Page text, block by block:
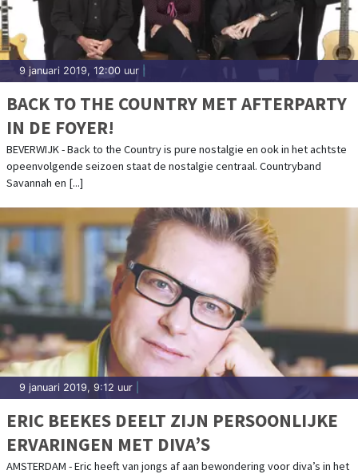
9 januari 2019, 12:00 uur
BACK TO THE COUNTRY MET AFTERPARTY
IN DE FOYER!
BEVERWIJK - Back to the Country is pure nostalgie en ook in het achtste
opeenvolgende seizoen staat de nostalgie centraal. Countryband
Savannah en [...]
9 januari 2019, 9:12 uur
ERIC BEEKES DEELT ZIJN PERSOONLIJKE
ERVARINGEN MET DIVA’S
AMSTERDAM - Eric heeft van jongs af aan bewondering voor diva’s in het